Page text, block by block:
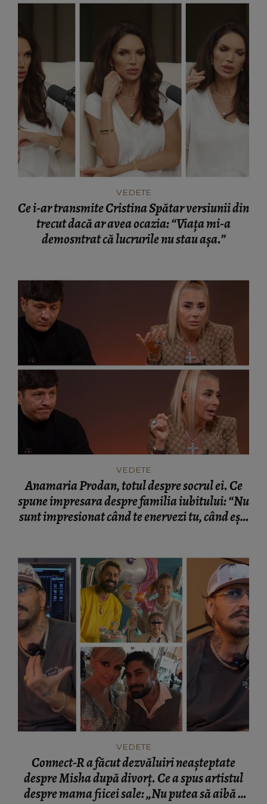
VEDETE
Ce i-ar transmite Cristina Spătar versiunii din
trecut dacă ar avea ocazia: “Viața mi-a
demosntrat că lucrurile nu stau așa.”
VEDETE
Anamaria Prodan, totul despre socrul ei. Ce
spune impresara despre familia iubitului: “Nu
sunt impresionat când te enervezi tu, când ești
VEDETE
Connect-R a făcut dezvăluiri neașteptate
despre Misha după divorț. Ce a spus artistul
despre mama fiicei sale: „Nu putea să aibă o